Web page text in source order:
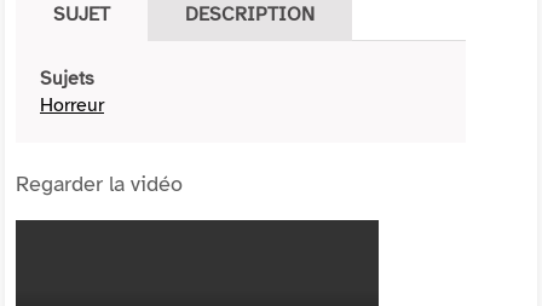
SUJET DESCRIPTION
Sujets
Horreur
Regarder la vidéo